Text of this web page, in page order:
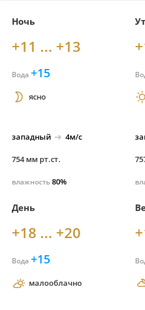
Ночь
+11 ... +13
Вода +15
ясно
западный 4м/с
754 мм рт.ст.
влажность80%
День
+18 ... +20
Вода +15
малооблачно